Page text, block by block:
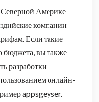
Северной Америке
компании
Если такие
бюджета, вы также
разработки
онлайн-
appsgeyser.